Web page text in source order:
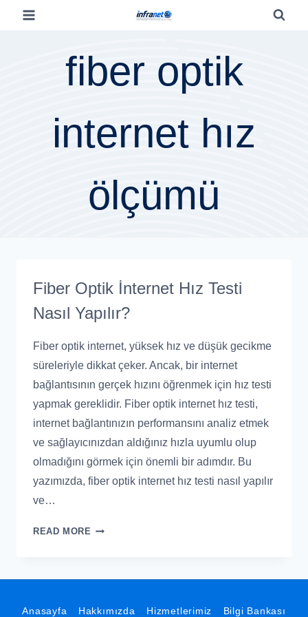
fiber optik
internet hız
ölçümü
Fiber Optik İnternet Hız Testi
Nasıl Yapılır?
Fiber optik internet, yüksek hız ve düşük gecikme
süreleriyle dikkat çeker. Ancak, bir internet
bağlantısının gerçek hızını öğrenmek için hız testi
yapmak gereklidir. Fiber optik internet hız testi,
internet bağlantınızın performansını analiz etmek
ve sağlayıcınızdan aldığınız hızla uyumlu olup
olmadığını görmek için önemli bir adımdır. Bu
yazımızda, fiber optik internet hız testi nasıl yapılır
ve…
READ MORE
Anasayfa Hakkımızda Hizmetlerimiz Bilgi Bankası